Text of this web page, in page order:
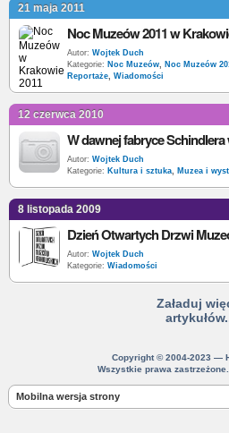
21 maja 2011
Noc Muzeów 2011 w
Autor: Wojtek Duch
Kategorie: Noc Muzeów, Noc Muzeów
Reportaże, Wiadomości
12 czerwca 2010
Autor: Wojtek Duch
Kategorie: Kultura i sztuka, Muzea i
8 listopada 2009
Dzień Otwartych Drzwi
Autor: Wojtek Duch
Kategorie: Wiadomości
Załaduj
Copyright © 2004-2023 —
Wszystkie prawa zastrzeżone.
Mobilna wersja strony